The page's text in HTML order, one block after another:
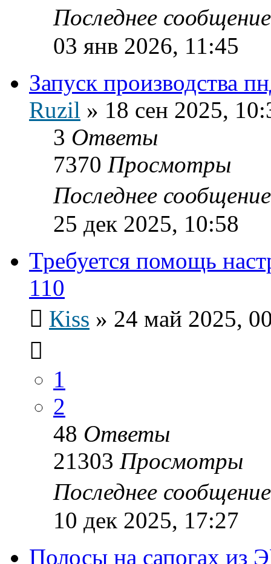
Последнее
03 янв 2026, 11:45
Запуск производства
Ruzil » 18 сен 2025,
3 Ответы
7370 Просмотры
Последнее
25 дек 2025, 10:58
Требуется помощь
110
Кiss » 24 май 2025,
1
2
48 Ответы
21303 Просмотры
Последнее
10 дек 2025, 17:27
Полосы на сапогах из